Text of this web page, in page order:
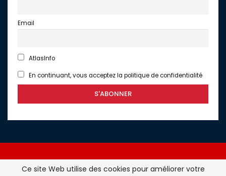
Email
AtlasInfo
En continuant, vous acceptez la politique de confidentialité
Ce site Web utilise des cookies pour améliorer votre